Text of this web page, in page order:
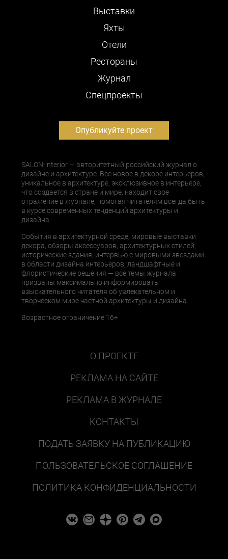
Выставки
Яхты
Отели
Рестораны
Журнал
Cпецпроекты
Опубликуйте проект
SALON-interior — авторитетный российский журнал о
дизайне и архитектуре. Все новое в декоре интерьеров,
уникальное в архитектуре, эксклюзивное в интерьере,
что создается в стране и мире, находит свое
отражение в журнале, помогая читателям всегда быть
в курсе современных тенденций архитектуры и
дизайна.
События в архитектурной среде, мировые выставки
декора, обзоры аксессуаров, архитектурных стилей,
исторические здания, интервью с мировыми звездами
в области дизайна интерьеров, ландшафтные и
флористические решения — все темы журнала
призваны максимально информировать
взыскательного читателя об увлекательном и
творческом мире частной архитектуры и дизайна.
Возрастное ограничение 16+
О ПРОЕКТЕ
РЕКЛАМА НА САЙТЕ
РЕКЛАМА В ЖУРНАЛЕ
КОНТАКТЫ
ПОДАТЬ ЗАЯВКУ НА ПУБЛИКАЦИЮ
ПОЛЬЗОВАТЕЛЬСКОЕ СОГЛАШЕНИЕ
ПОЛИТИКА КОНФИДЕНЦИАЛЬНОСТИ